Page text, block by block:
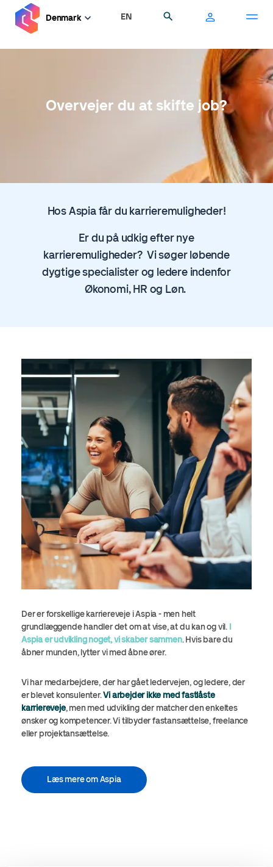
hovedindhold
Denmark EN
Overvejer du at skifte job?
Hos Aspia får du karrieremuligheder!
Er du på udkig efter nye
karrieremuligheder? Vi søger løbende
dygtige specialister og ledere indenfor
Økonomi, HR og Løn.
Der er forskellige karriereveje i Aspia - men helt
grundlæggende handler det om at vise, at du kan og vil. I
Aspia er udvikling noget, vi skaber sammen. Hvis bare du
åbner munden, lytter vi med åbne ører.
Vi har medarbejdere, der har gået ledervejen, og ledere, der
er blevet konsulenter.Vi arbejder ikke med fastlåste
karriereveje, men med udvikling der matcher den enkeltes
ønsker og kompetencer. Vi tilbyder fastansættelse, freelance
eller projektansættelse.
Læs mere om Aspia